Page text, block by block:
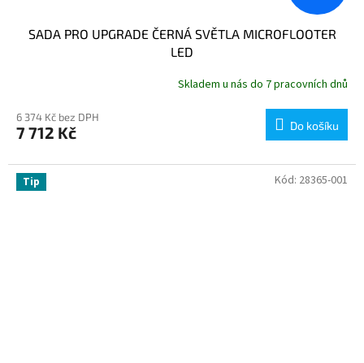
SADA PRO UPGRADE ČERNÁ SVĚTLA MICROFLOOTER
LED
Skladem u nás do 7 pracovních dnů
6 374 Kč bez DPH
7 712 Kč Do košíku
Tip Kód: 28365-001